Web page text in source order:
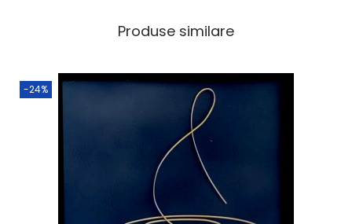
Produse similare
-24%